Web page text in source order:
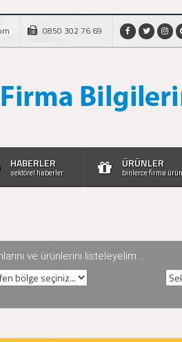
0850 302 76 69
HABERLER
sektörel haberler
ÜRÜNLER
binlerce firma
ve ürünlerini listeleyelim ...